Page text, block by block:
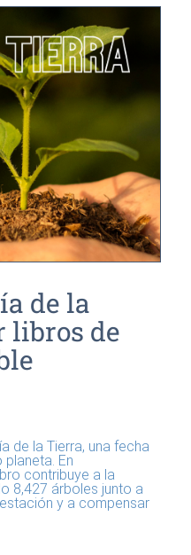
de la
de
de la Tierra, una fecha
En
contribuye a la
8,427 árboles junto a
y a compensar